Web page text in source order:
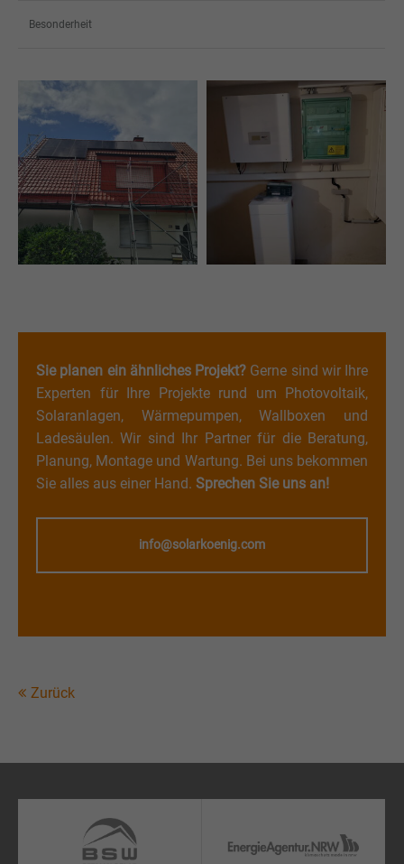
Besonderheit
Sie planen ein ähnliches Projekt? Gerne sind wir Ihre
Experten für Ihre Projekte rund um Photovoltaik,
Solaranlagen, Wärmepumpen, Wallboxen und
Ladesäulen. Wir sind Ihr Partner für die Beratung,
Planung, Montage und Wartung. Bei uns bekommen
Sie alles aus einer Hand. Sprechen Sie uns an!
info@solarkoenig.com
Zurück